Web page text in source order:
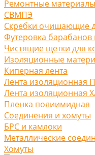
Ремонтные
СВМПЭ
Скребки очищающие
Футеровка
Чистящие щетки для
Изоляционные
Киперная лента
Лента изоляционная
Лента изоляционная
Пленка полиимидная
Соединения и хомуты
БРС и камлоки
Металлические
Хомуты